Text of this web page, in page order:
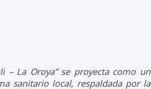
– La Oroya” se proyecta como un
sanitario local, respaldada por la